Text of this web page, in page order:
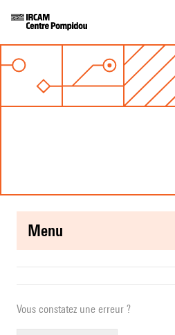
menu
Vous constatez une erreur ?